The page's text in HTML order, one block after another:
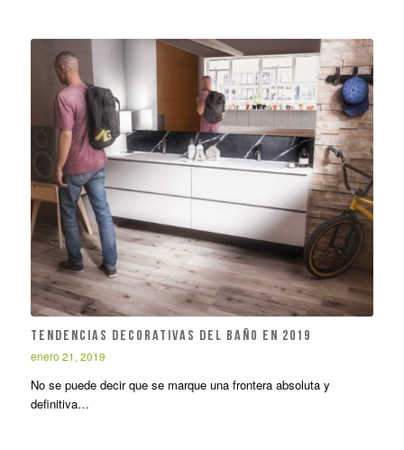
Tendencias decorativas del baño en 2019
enero 21, 2019
No se puede decir que se marque una frontera absoluta y
definitiva…